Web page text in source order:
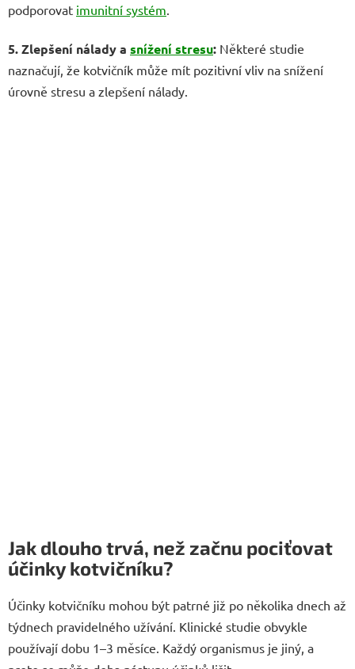
podporovat imunitní systém
5. Zlepšení nálady a snížení stresu: Některé studie
naznačují, že kotvičník může mít pozitivní vliv na snížení
úrovně stresu a zlepšení nálady.
Jak dlouho trvá, než začnu pociťovat
účinky kotvičníku?
Účinky kotvičníku mohou být patrné již po několika dnech až
týdnech pravidelného užívání. Klinické studie obvykle
používají dobu 1–3 měsíce. Každý organismus je jiný, a